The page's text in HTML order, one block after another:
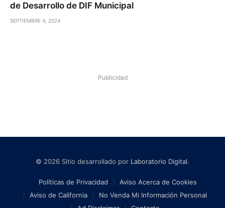
de Desarrollo de DIF Municipal
SEPTIEMBRE 4, 2024
Publicidad
© 2026 Sitio desarrollado por Laboratorio Digital.
Políticas de Privacidad
Aviso Acerca de Cookies
Aviso de California
No Venda Mi Información Personal